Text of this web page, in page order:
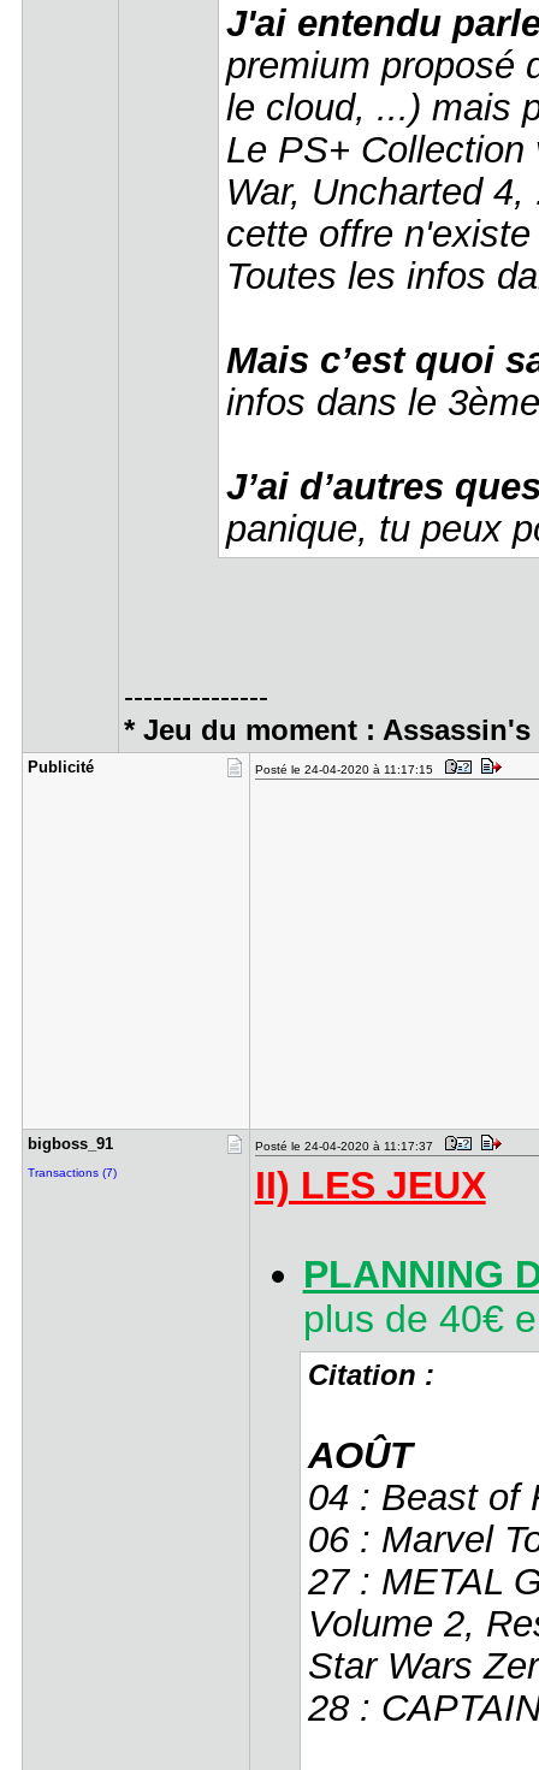
J'ai entendu
premium proposé
le cloud, ...) mais
Le PS+
War, Uncharted
cette offre
Toutes les infos
Mais c’est quoi
infos dans le
J’ai d’autres
panique, tu peux
---------------
* Jeu du moment :
Publicité Posté le 24-04-2020 à 11:17:15
bigboss_91
Transactions (7)
Posté le 24-04-2020 à 11:17:37
II) LES JEUX
PLANNING
plus de 40€
Citation :
AOÛT
04 : Beast of
06 : Marvel
27 : METAL
Volume 2,
Star Wars
28 :